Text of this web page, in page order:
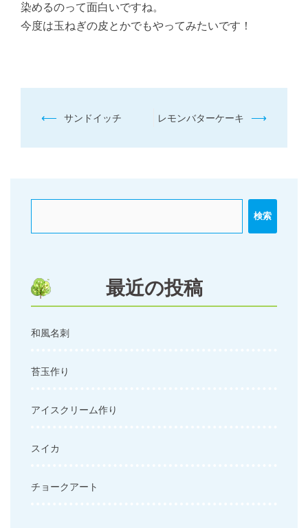
染めるのって面白いですね。
今度は玉ねぎの皮とかでもやってみたいです！
投
ゲ
ン
⟵ サンドイッチ レモンバターケーキ ⟶
検索
最近の投稿
和風名刺
苔玉作り
アイスクリーム作り
スイカ
チョークアート